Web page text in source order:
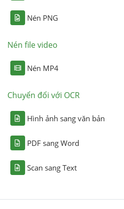
Nén PNG
Nén file video
Nén MP4
Chuyển đổi với OCR
Hình ảnh sang văn bản
PDF sang Word
Scan sang Text